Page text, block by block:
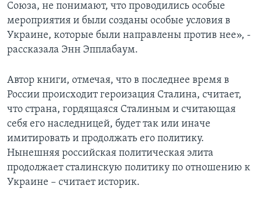
Союза, не понимают, что проводились особые
мероприятия и были созданы особые условия в
Украине, которые были направлены против нее», -
рассказала Энн Эпплабаум.
Автор книги, отмечая, что в последнее время в
России происходит героизация Сталина, считает,
что страна, гордящаяся Сталиным и считающая
себя его наследницей, будет так или иначе
имитировать и продолжать его политику.
Нынешняя российская политическая элита
продолжает сталинскую политику по отношению к
Украине – считает историк.